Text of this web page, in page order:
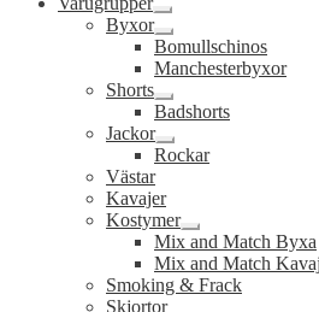
Expandera
undermeny
Byxor
Expandera
undermeny
Bomullschinos
Manchesterbyxor
Shorts
Expandera
undermeny
Badshorts
Jackor
Expandera
undermeny
Rockar
Västar
Kavajer
Kostymer
Expandera
undermeny
Mix and Match Byxa
Mix and Match Kavaj
Smoking & Frack
Skjortor